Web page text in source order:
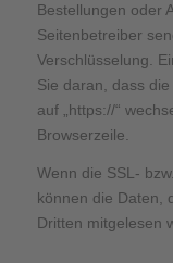
Bestellungen oder
Seitenbetreiber
Verschlüsselung.
Sie daran, dass
auf „https://“
Browserzeile.
Wenn die SSL-
können die Daten,
Dritten mitgelesen